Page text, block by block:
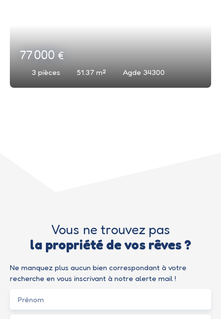
77 000€
3 pièces 51.37 m² Agde 34300
Vous ne trouvez pas
la propriété de vos rêves ?
Ne manquez plus aucun bien correspondant à votre
recherche en vous inscrivant à notre alerte mail !
Prénom